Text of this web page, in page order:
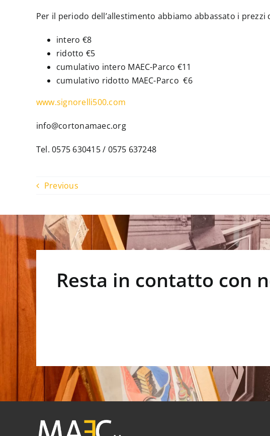
Per il periodo dell’allestimento abbiamo abbassato i
intero €8
ridotto €5
cumulativo intero MAEC-Parco €11
cumulativo ridotto MAEC-Parco €6
www.signorelli500.com
info@cortonamaec.org
Tel. 0575 630415 / 0575 637248
Previous
Resta in contatto con